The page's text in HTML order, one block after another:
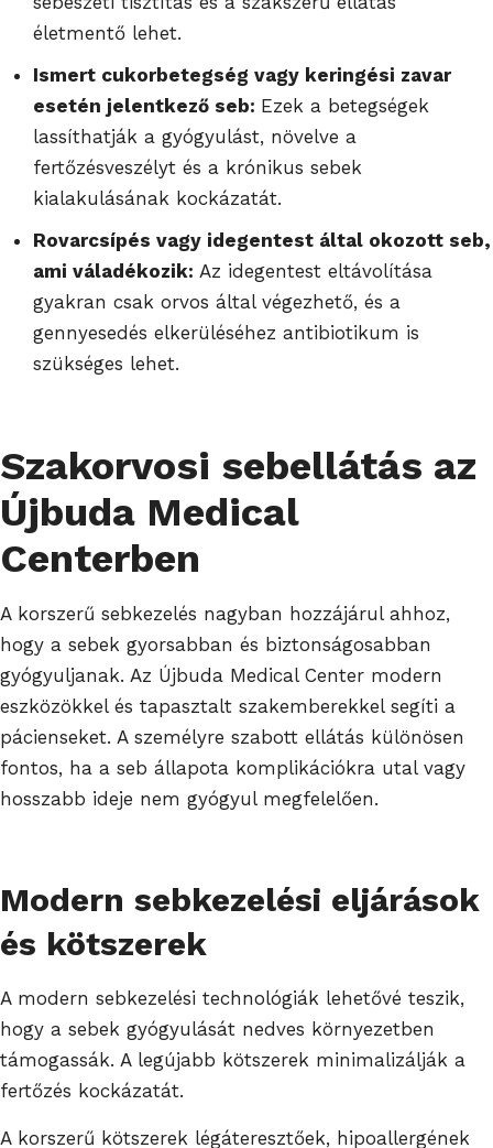
életmentő lehet.
Ismert cukorbetegség vagy keringési zavar
esetén jelentkező seb: Ezek a betegségek
lassíthatják a gyógyulást, növelve a
fertőzésveszélyt és a krónikus sebek
kialakulásának kockázatát.
Rovarcsípés vagy idegentest által okozott seb,
ami váladékozik: Az idegentest eltávolítása
gyakran csak orvos által végezhető, és a
gennyesedés elkerüléséhez antibiotikum is
szükséges lehet.
Szakorvosi sebellátás az
Újbuda Medical
Centerben
A korszerű sebkezelés nagyban hozzájárul ahhoz,
hogy a sebek gyorsabban és biztonságosabban
gyógyuljanak. Az Újbuda Medical Center modern
eszközökkel és tapasztalt szakemberekkel segíti a
pácienseket. A személyre szabott ellátás különösen
fontos, ha a seb állapota komplikációkra utal vagy
hosszabb ideje nem gyógyul megfelelően.
Modern sebkezelési eljárások
és kötszerek
A modern sebkezelési technológiák lehetővé teszik,
hogy a sebek gyógyulását nedves környezetben
támogassák. A legújabb kötszerek minimalizálják a
fertőzés kockázatát.
A korszerű kötszerek légáteresztőek, hipoallergének